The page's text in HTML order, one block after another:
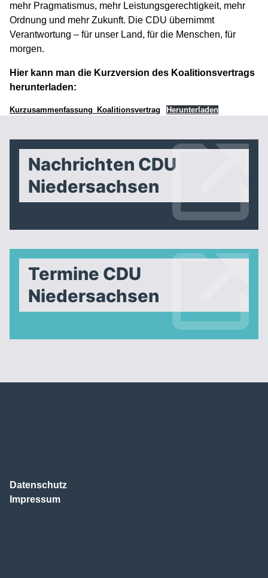
mehr Pragmatismus, mehr Leistungsgerechtigkeit, mehr
Ordnung und mehr Zukunft. Die CDU übernimmt
Verantwortung – für unser Land, für die Menschen, für
morgen.
Hier kann man die Kurzversion des Koalitionsvertrags
herunterladen:
Kurzusammenfassung_Koalitionsvertrag Herunterladen
Nachrichten CDU
Niedersachsen
Termine CDU
Niedersachsen
Datenschutz
Impressum